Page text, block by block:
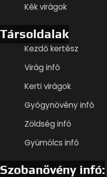
Kék virágok
Társoldalak
Kezdő kertész
Virág infó
Kerti virágok
Gyógynövény infó
Zöldség infó
Gyümölcs infó
Szobanövény infó: